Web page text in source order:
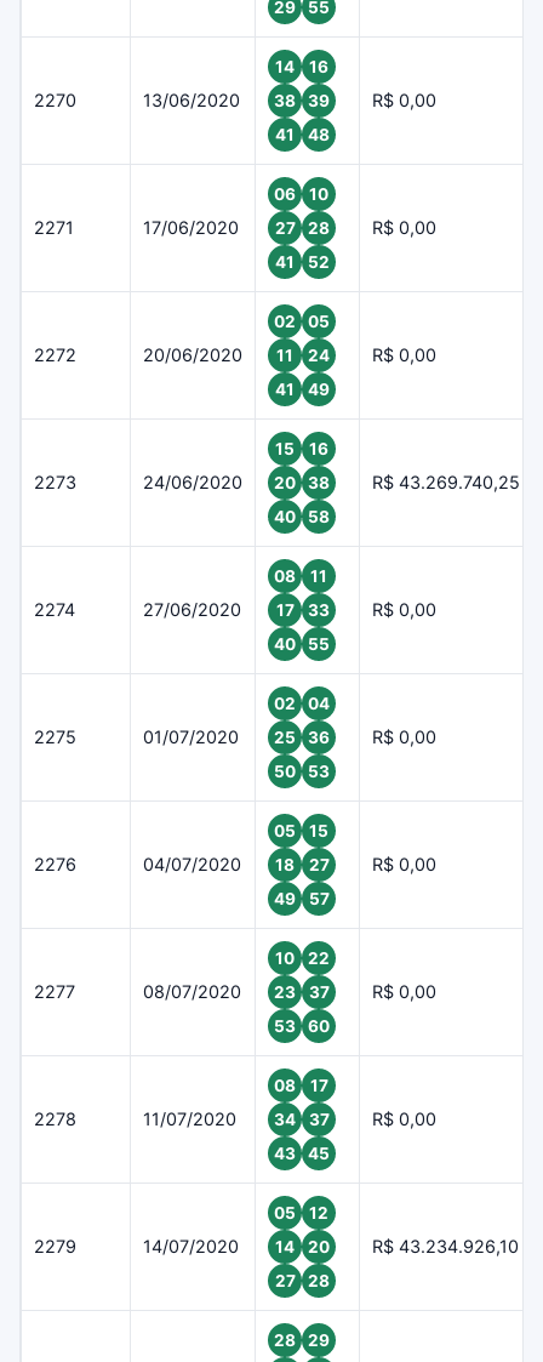
29 55
2270 13/06/2020
14
16
38
39
41
48
R$ 0,00
2271 17/06/2020
06
10
27
28
41
52
R$ 0,00
2272 20/06/2020
02
05
11
24
41
49
R$ 0,00
2273 24/06/2020
15
16
20
38
40
58
R$ 43.269.740,25
2274 27/06/2020
08
11
17
33
40
55
R$ 0,00
2275 01/07/2020
02
04
25
36
50
53
R$ 0,00
2276 04/07/2020
05
15
18
27
49
57
R$ 0,00
2277 08/07/2020
10
22
23
37
53
60
R$ 0,00
2278 11/07/2020
08
17
34
37
43
45
R$ 0,00
2279 14/07/2020
05
12
14
20
27
28
R$ 43.234.926,10
28
29